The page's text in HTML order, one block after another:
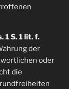
S. 1 lit. f.
der
oder
die